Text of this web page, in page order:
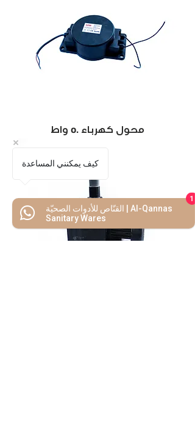
محول كهرباء 50 واط
كيف يمكنني المساعدة
القنّاص للأدوات الصحيّة | Al-Qannas
Sanitary Wares
1